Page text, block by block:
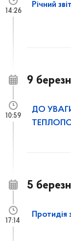
Річний
14:26
9
ДО
10:59
5
Протидія
17:14